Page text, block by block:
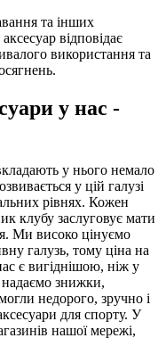
та інших
відповідає
використання та
у нас -
у нього немало
у цій галузі
рівнях. Кожен
клубу заслуговує мати
Ми високо цінуємо
галузь, тому ціна на
є вигіднішою, ніж у
знижки,
недорого, зручно і
для спорту. У
нашої мережі,